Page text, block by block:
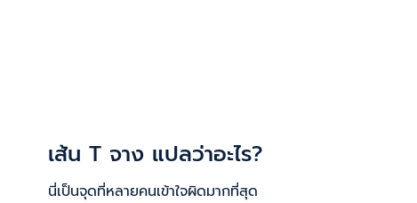
เส้น T จาง แปลว่าอะไร?
นี่เป็นจุดที่หลายคนเข้าใจผิดมากที่สุด